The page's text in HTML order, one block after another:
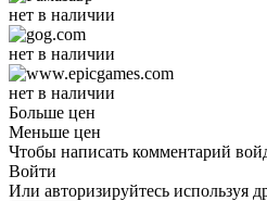
нет в наличии
нет в наличии
нет в наличии
Больше цен
Меньше цен
Чтобы написать комментарий
Войти
Или авторизируйтесь используя